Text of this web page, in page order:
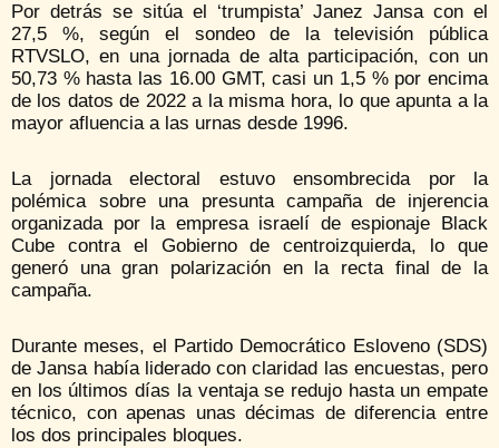
Por detrás se sitúa el ‘trumpista’ Janez Jansa con el
27,5 %, según el sondeo de la televisión pública
RTVSLO, en una jornada de alta participación, con un
50,73 % hasta las 16.00 GMT, casi un 1,5 % por encima
de los datos de 2022 a la misma hora, lo que apunta a la
mayor afluencia a las urnas desde 1996.
La jornada electoral estuvo ensombrecida por la
polémica sobre una presunta campaña de injerencia
organizada por la empresa israelí de espionaje Black
Cube contra el Gobierno de centroizquierda, lo que
generó una gran polarización en la recta final de la
campaña.
Durante meses, el Partido Democrático Esloveno (SDS)
de Jansa había liderado con claridad las encuestas, pero
en los últimos días la ventaja se redujo hasta un empate
técnico, con apenas unas décimas de diferencia entre
los dos principales bloques.